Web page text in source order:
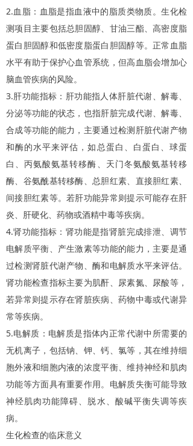
2. 血脂：血脂是指血液中的脂质类物质。生化检
测项目主要包括总胆固醇、甘油三酯、高密度脂
蛋白胆固醇和低密度脂蛋白胆固醇等。正常血脂
水平有助于保护心血管系统，但高血脂会增加心
脑血管疾病的风险。
3.肝功能指标：肝功能指人体肝脏代谢、解毒、
分泌等功能的状态，也指肝脏完成代谢、解毒、
合成等功能的能力，主要通过检测肝脏代谢产物
和酶的水平来评估，如总蛋白、白蛋白、球蛋
白、丙氨酸氨基转移酶、天门冬氨酸氨基转移
酶、谷氨酰基转移酶、总胆红素、直接胆红素、
间接胆红素等。若肝功能异常则提示可能存在肝
炎、肝硬化、药物或酒精中毒等疾病。
4.肾功能指标：肾功能是指肾脏完成排泄、调节
电解质平衡、产生激素等功能的能力，主要是通
过检测肾脏代谢产物、酶和电解质水平来评估。
肾功能检查指标主要为肌酐、尿素氮、尿酸等，
若异常则提示存在肾脏疾病、药物中毒或代谢异
常等疾病。
5.电解质：电解质是指体内正常代谢中所需要的
无机离子，包括钠、钾、钙、氯等，其在维持细
胞外液和细胞内液的浓度平衡、维持神经和肌肉
功能等方面具有重要作用。电解质失衡可能导致
神经肌肉功能障碍、脱水、酸碱平衡失调等疾
病。
生化检查的临床意义